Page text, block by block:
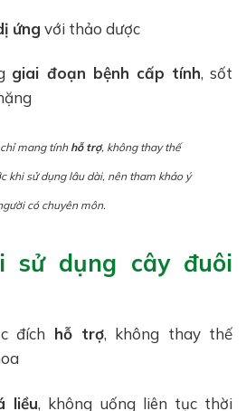
ứng với thảo dược
giai đoạn bệnh cấp tính, sốt
mang tính hỗ trợ, không thay thế
khi sử dụng lâu dài, nên tham khảo ý
có chuyên môn.
sử dụng cây đuôi
đích hỗ trợ, không thay thế
liều, không uống liên tục thời